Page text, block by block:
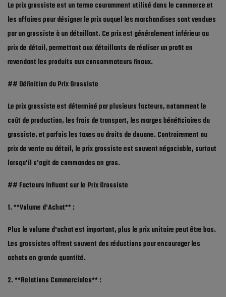
Capsules Compatibles
Sucres & Biscuits
Chocolat
Boisson Sirop
Liste de souhaits
Contact
Blog
Qui Nous Sommes ?
Prix Grossiste
Connexion
S'inscrire
Le prix grossiste est un terme couramment utilisé dans le commerce et
les affaires pour désigner le prix auquel les marchandises sont vendues
par un grossiste à un détaillant. Ce prix est généralement inférieur au
prix de détail, permettant aux détaillants de réaliser un profit en
revendant les produits aux consommateurs finaux.
## Définition du Prix Grossiste
Le prix grossiste est déterminé par plusieurs facteurs, notamment le
coût de production, les frais de transport, les marges bénéficiaires du
grossiste, et parfois les taxes ou droits de douane. Contrairement au
prix de vente au détail, le prix grossiste est souvent négociable, surtout
lorsqu'il s'agit de commandes en gros.
## Facteurs Influant sur le Prix Grossiste
1. **Volume d'Achat** :
Plus le volume d'achat est important, plus le prix unitaire peut être bas.
Les grossistes offrent souvent des réductions pour encourager les
achats en grande quantité.
2. **Relations Commerciales** :